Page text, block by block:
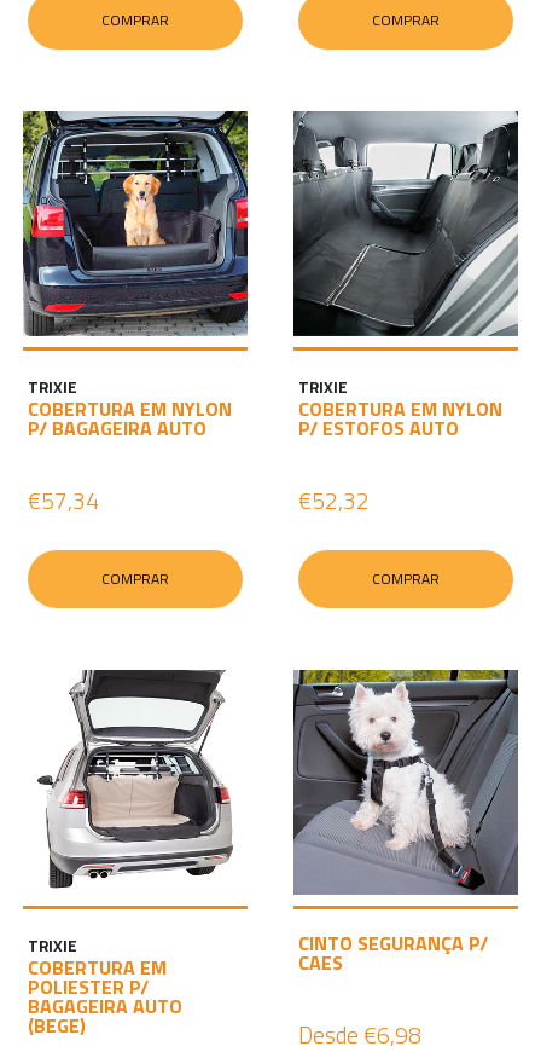
COMPRAR COMPRAR
TRIXIE
COBERTURA EM NYLON
P/ BAGAGEIRA AUTO
€57,34
COMPRAR
TRIXIE
COBERTURA EM NYLON
P/ ESTOFOS AUTO
€52,32
COMPRAR
TRIXIE
COBERTURA EM
POLIESTER P/
BAGAGEIRA AUTO
(BEGE)
CINTO SEGURANÇA P/
CAES
Desde €6,98